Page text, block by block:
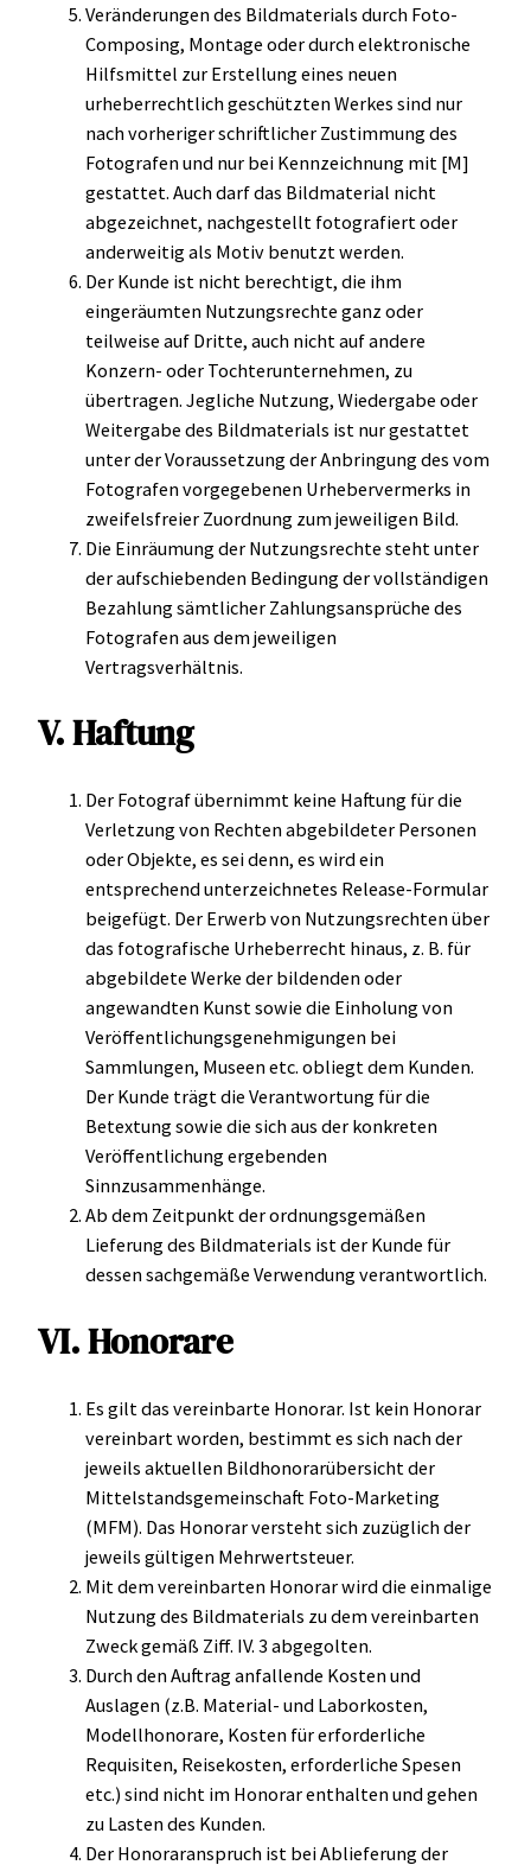
Veränderungen des Bildmaterials durch Foto-
Composing, Montage oder durch elektronische
Hilfsmittel zur Erstellung eines neuen
urheberrechtlich geschützten Werkes sind nur
nach vorheriger schriftlicher Zustimmung des
Fotografen und nur bei Kennzeichnung mit [M]
gestattet. Auch darf das Bildmaterial nicht
abgezeichnet, nachgestellt fotografiert oder
anderweitig als Motiv benutzt werden.
Der Kunde ist nicht berechtigt, die ihm
eingeräumten Nutzungsrechte ganz oder
teilweise auf Dritte, auch nicht auf andere
Konzern- oder Tochterunternehmen, zu
übertragen. Jegliche Nutzung, Wiedergabe oder
Weitergabe des Bildmaterials ist nur gestattet
unter der Voraussetzung der Anbringung des vom
Fotografen vorgegebenen Urhebervermerks in
zweifelsfreier Zuordnung zum jeweiligen Bild.
Die Einräumung der Nutzungsrechte steht unter
der aufschiebenden Bedingung der vollständigen
Bezahlung sämtlicher Zahlungsansprüche des
Fotografen aus dem jeweiligen
Vertragsverhältnis.
V. Haftung
Der Fotograf übernimmt keine Haftung für die
Verletzung von Rechten abgebildeter Personen
oder Objekte, es sei denn, es wird ein
entsprechend unterzeichnetes Release-Formular
beigefügt. Der Erwerb von Nutzungsrechten über
das fotografische Urheberrecht hinaus, z. B. für
abgebildete Werke der bildenden oder
angewandten Kunst sowie die Einholung von
Veröffentlichungsgenehmigungen bei
Sammlungen, Museen etc. obliegt dem Kunden.
Der Kunde trägt die Verantwortung für die
Betextung sowie die sich aus der konkreten
Veröffentlichung ergebenden
Sinnzusammenhänge.
Ab dem Zeitpunkt der ordnungsgemäßen
Lieferung des Bildmaterials ist der Kunde für
dessen sachgemäße Verwendung verantwortlich.
VI. Honorare
Es gilt das vereinbarte Honorar. Ist kein Honorar
vereinbart worden, bestimmt es sich nach der
jeweils aktuellen Bildhonorarübersicht der
Mittelstandsgemeinschaft Foto-Marketing
(MFM). Das Honorar versteht sich zuzüglich der
jeweils gültigen Mehrwertsteuer.
Mit dem vereinbarten Honorar wird die einmalige
Nutzung des Bildmaterials zu dem vereinbarten
Zweck gemäß Ziff. IV. 3 abgegolten.
Durch den Auftrag anfallende Kosten und
Auslagen (z.B. Material- und Laborkosten,
Modellhonorare, Kosten für erforderliche
Requisiten, Reisekosten, erforderliche Spesen
etc.) sind nicht im Honorar enthalten und gehen
zu Lasten des Kunden.
Der Honoraranspruch ist bei Ablieferung der